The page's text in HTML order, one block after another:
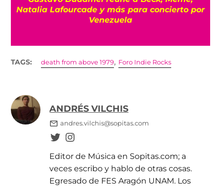
Lafourcade y más para concierto por
TAGS: death from above 1979, Foro Indie Rocks
ANDRÉS VILCHIS
andres.vilchis@sopitas.com
Editor de Música en Sopitas.com; a
veces escribo y hablo de otras cosas.
Egresado de FES Aragón UNAM. Los